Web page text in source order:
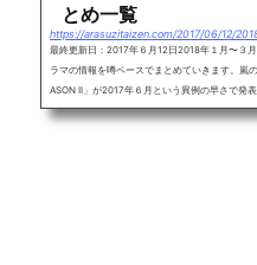
とめ一覧
https://arasuzitaizen.com/2017/06/12/
最終更新日：2017年６月12日2018年１月〜３
ラマの情報を噂ベースでまとめていきます。
ASON II」が2017年６月という異例の早さで発
や朝の連続テレビ小説「わろてんか」などが放